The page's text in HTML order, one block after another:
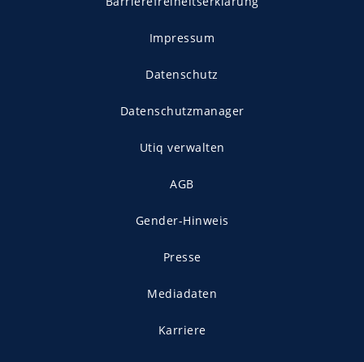
Impressum
Datenschutz
Datenschutzmanager
Utiq verwalten
AGB
Gender-Hinweis
Presse
Mediadaten
Karriere